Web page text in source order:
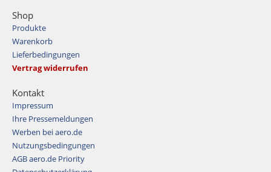
Shop
Produkte
Warenkorb
Lieferbedingungen
Vertrag widerrufen
Kontakt
Impressum
Ihre Pressemeldungen
Werben bei aero.de
Nutzungsbedingungen
AGB aero.de Priority